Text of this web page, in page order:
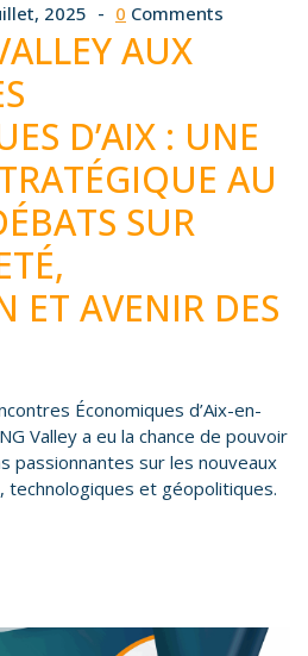
2025 0 Comments
AUX
D’AIX : UNE
AU
SUR
ET AVENIR DES
Économiques d’Aix-en-
Valley a eu la chance de pouvoir
passionnantes sur les nouveaux
technologiques et géopolitiques.